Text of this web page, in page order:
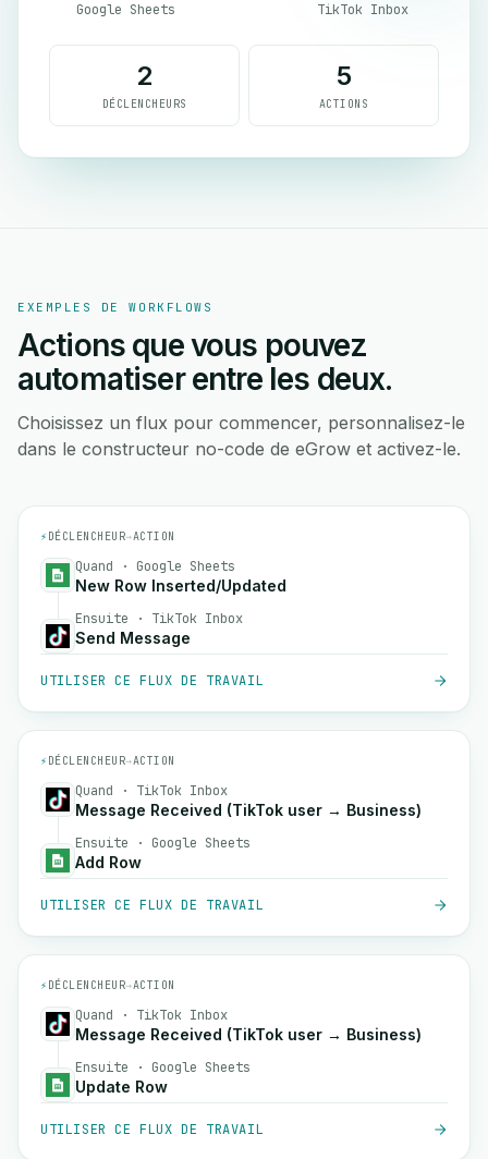
Google Sheets TikTok Inbox
2
DÉCLENCHEURS
5
ACTIONS
EXEMPLES DE WORKFLOWS
Actions que vous pouvez
automatiser entre les deux.
Choisissez un flux pour commencer, personnalisez-le
dans le constructeur no-code de eGrow et activez-le.
⚡ DÉCLENCHEUR→ACTION
Quand · Google Sheets
New Row Inserted/Updated
Ensuite · TikTok Inbox
Send Message
UTILISER CE FLUX DE TRAVAIL
⚡ DÉCLENCHEUR→ACTION
Quand · TikTok Inbox
Message Received (TikTok user → Business)
Ensuite · Google Sheets
Add Row
UTILISER CE FLUX DE TRAVAIL
⚡ DÉCLENCHEUR→ACTION
Quand · TikTok Inbox
Message Received (TikTok user → Business)
Ensuite · Google Sheets
Update Row
UTILISER CE FLUX DE TRAVAIL